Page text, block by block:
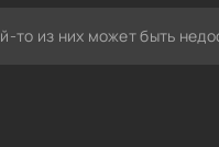
то из них может быть